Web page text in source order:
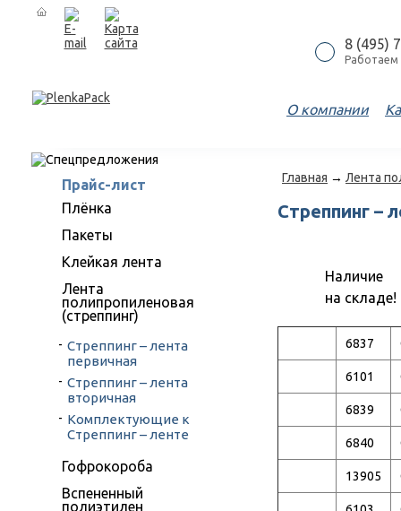
8 (495)
Работаем
О компании
Прайс-лист
Плёнка
Пакеты
Клейкая лента
Лента
полипропиленовая
(стреппинг)
Стреппинг – лента
первичная
Стреппинг – лента
вторичная
Комплектующие к
Стреппинг – ленте
Гофрокороба
Вспененный
полиэтилен
Главная → Лента
Стреппинг –
Наличие
на складе!
6837
6101
6839
6840
13905